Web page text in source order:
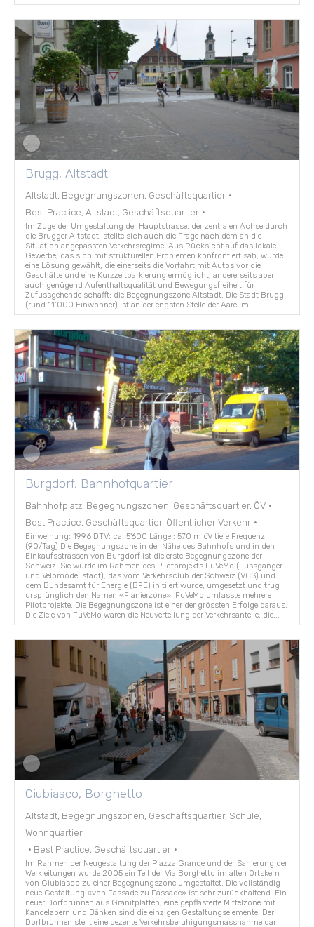
Brugg, Altstadt
Altstadt, Begegnungszonen, Geschäftsquartier ·
Best Practice, Altstadt, Geschäftsquartier ·
Im Zuge der Umgestaltung der Hauptstrasse, der zentralen Achse durch
die Brugger Altstadt, stellte sich auch die Frage nach dem an die
Situation angepassten Verkehrsregime. Aus Rücksicht auf das lokale
Gewerbe, das sich mit strukturellen Problemen konfrontiert sah, wurde
eine Lösung gewählt, die einerseits die Vorfahrt mit Autos vor die
Geschäfte und eine Kurzzeitparkierung ermöglicht, andererseits aber
auch genügend Aufenthaltsqualität und Bewegungsfreiheit für
Zufussgehende schafft: die Begegnungszone Altstadt. Die Stadt Brugg
(rund 11‘000 Einwohner) ist an der engsten Stelle der Aare im...
Burgdorf, Bahnhofquartier
Bahnhofplatz, Begegnungszonen, Geschäftsquartier, ÖV ·
Best Practice, Geschäftsquartier, Öffentlicher Verkehr ·
Einweihung: 1996 DTV: ca. 5'600 Länge : 570 m öV tiefe Frequenz
(90/Tag) Die Begegnungszone in der Nähe des Bahnhofs und in den
Einkaufsstrassen von Burgdorf ist die erste Begegnungszone der
Schweiz. Sie wurde im Rahmen des Pilotprojekts FuVeMo (Fussgänger-
und Velomodellstadt), das vom Verkehrsclub der Schweiz (VCS) und
dem Bundesamt für Energie (BFE) initiiert wurde, umgesetzt und trug
ursprünglich den Namen «Flanierzone». FuVeMo umfasste mehrere
Pilotprojekte. Die Begegnungszone ist einer der grössten Erfolge daraus.
Die Ziele von FuVeMo waren die Neuverteilung der Verkehrsanteile, die...
Giubiasco, Borghetto
Altstadt, Begegnungszonen, Geschäftsquartier, Schule,
Wohnquartier
· Best Practice, Geschäftsquartier ·
Im Rahmen der Neugestaltung der Piazza Grande und der Sanierung der
Werkleitungen wurde 2005 ein Teil der Via Borghetto im alten Ortskern
von Giubiasco zu einer Begegnungszone umgestaltet. Die vollständig
neue Gestaltung «von Fassade zu Fassade» ist sehr zurückhaltend. Ein
neuer Dorfbrunnen aus Granitplatten, eine gepflasterte Mittelzone mit
Kandelabern und Bänken sind die einzigen Gestaltungselemente. Der
Dorfbrunnen stellt eine dezente Verkehrsberuhigungsmassnahme dar